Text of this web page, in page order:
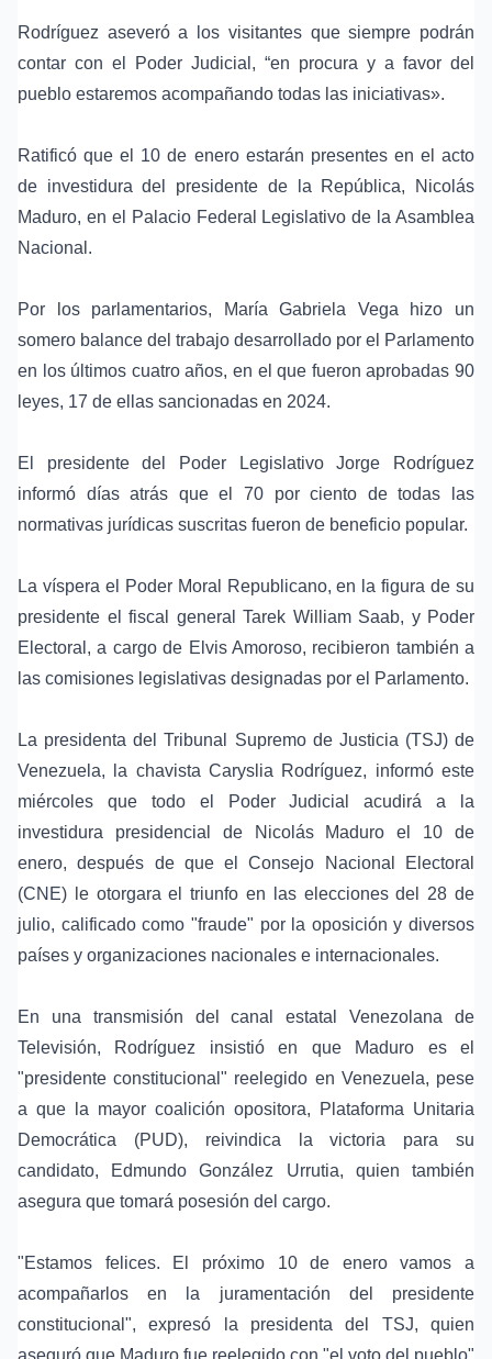
Rodríguez aseveró a los visitantes que siempre podrán
contar con el Poder Judicial, “en procura y a favor del
pueblo estaremos acompañando todas las iniciativas».
Ratificó que el 10 de enero estarán presentes en el acto
de investidura del presidente de la República, Nicolás
Maduro, en el Palacio Federal Legislativo de la Asamblea
Nacional.
Por los parlamentarios, María Gabriela Vega hizo un
somero balance del trabajo desarrollado por el Parlamento
en los últimos cuatro años, en el que fueron aprobadas 90
leyes, 17 de ellas sancionadas en 2024.
El presidente del Poder Legislativo Jorge Rodríguez
informó días atrás que el 70 por ciento de todas las
normativas jurídicas suscritas fueron de beneficio popular.
La víspera el Poder Moral Republicano, en la figura de su
presidente el fiscal general Tarek William Saab, y Poder
Electoral, a cargo de Elvis Amoroso, recibieron también a
las comisiones legislativas designadas por el Parlamento.
La presidenta del Tribunal Supremo de Justicia (TSJ) de
Venezuela, la chavista Caryslia Rodríguez, informó este
miércoles que todo el Poder Judicial acudirá a la
investidura presidencial de Nicolás Maduro el 10 de
enero, después de que el Consejo Nacional Electoral
(CNE) le otorgara el triunfo en las elecciones del 28 de
julio, calificado como "fraude" por la oposición y diversos
países y organizaciones nacionales e internacionales.
En una transmisión del canal estatal Venezolana de
Televisión, Rodríguez insistió en que Maduro es el
"presidente constitucional" reelegido en Venezuela, pese
a que la mayor coalición opositora, Plataforma Unitaria
Democrática (PUD), reivindica la victoria para su
candidato, Edmundo González Urrutia, quien también
asegura que tomará posesión del cargo.
"Estamos felices. El próximo 10 de enero vamos a
acompañarlos en la juramentación del presidente
constitucional", expresó la presidenta del TSJ, quien